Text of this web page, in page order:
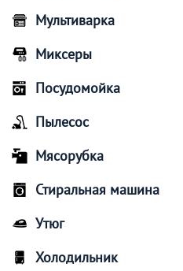
Мультиварка
Миксеры
Посудомойка
Пылесос
Мясорубка
Стиральная машина
Утюг
Холодильник